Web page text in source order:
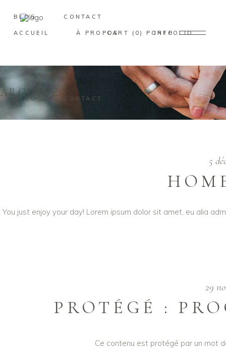
ACCUEIL À PROPOS PORTFOLIO
BLOG CONTACT
CART 0 INFO
BLOG CONTACT
ARCHIVE
5
You just enjoy your day! Lorem ipsum dolor sit amet, eu alia
29
PROTÉGÉ :
Ce contenu est protégé par un mot